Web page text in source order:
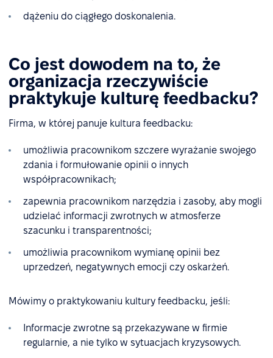
dążeniu do ciągłego doskonalenia.
Co jest dowodem na to, że
organizacja rzeczywiście
praktykuje kulturę feedbacku?
Firma, w której panuje kultura feedbacku:
umożliwia pracownikom szczere wyrażanie swojego
zdania i formułowanie opinii o innych
współpracownikach;
zapewnia pracownikom narzędzia i zasoby, aby mogli
udzielać informacji zwrotnych w atmosferze
szacunku i transparentności;
umożliwia pracownikom wymianę opinii bez
uprzedzeń, negatywnych emocji czy oskarżeń.
Mówimy o praktykowaniu kultury feedbacku, jeśli:
Informacje zwrotne są przekazywane w firmie
regularnie, a nie tylko w sytuacjach kryzysowych.